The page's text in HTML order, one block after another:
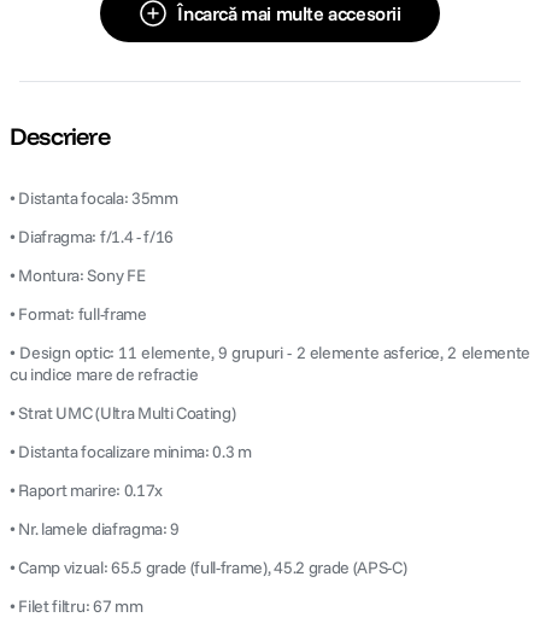
Încarcă mai multe accesorii
Descriere
• Distanta focala: 35mm
• Diafragma: f/1.4 - f/16
• Montura: Sony FE
• Format: full-frame
• Design optic: 11 elemente, 9 grupuri - 2 elemente asferice, 2 elemente
cu indice mare de refractie
• Strat UMC (Ultra Multi Coating)
• Distanta focalizare minima: 0.3 m
• Raport marire: 0.17x
• Nr. lamele diafragma: 9
• Camp vizual: 65.5 grade (full-frame), 45.2 grade (APS-C)
• Filet filtru: 67 mm